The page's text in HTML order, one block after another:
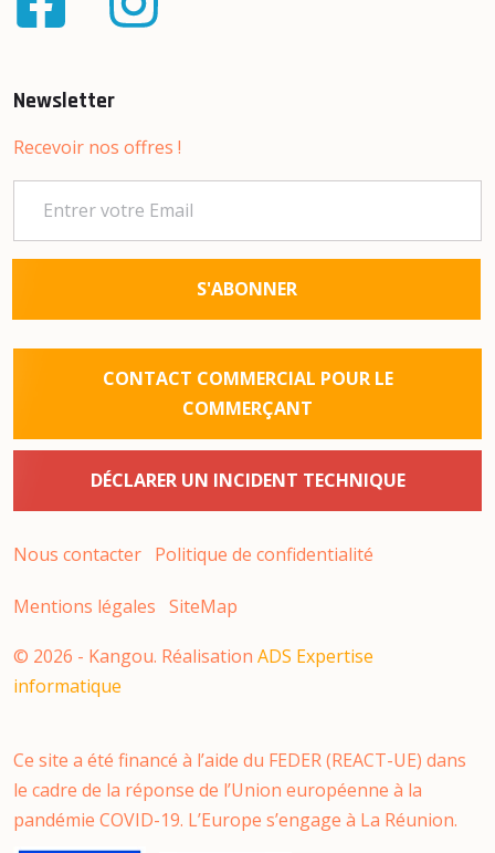
Newsletter
Recevoir nos offres !
S'ABONNER
CONTACT COMMERCIAL POUR LE
COMMERÇANT
DÉCLARER UN INCIDENT TECHNIQUE
Nous contacter Politique de confidentialité
Mentions légales SiteMap
© 2026 - Kangou. Réalisation ADS Expertise
informatique
Ce site a été financé à l’aide du FEDER (REACT-UE) dans
le cadre de la réponse de l’Union européenne à la
pandémie COVID-19. L’Europe s’engage à La Réunion.